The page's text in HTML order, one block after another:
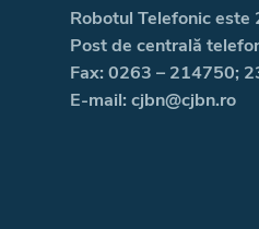
Robotul Telefonic este
Post de centrală
Fax: 0263 – 214750;
E-mail: cjbn@cjbn.ro